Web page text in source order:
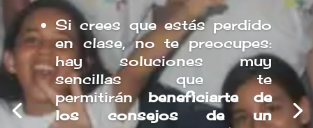
Si crees que estás perdido
en clase, no te preocupes:
hay soluciones muy
sencillas que te
permitirán beneficiarte de
los consejos de un